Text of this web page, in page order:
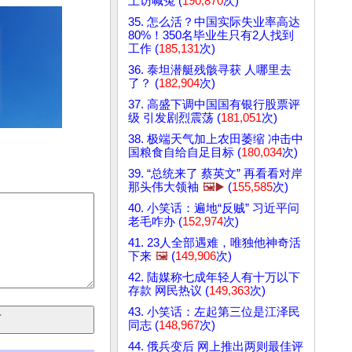
35. 怎么活？中国实际失业率高达
80%！350名毕业生只有2人找到
工作 (185,131次)
36. 泰坦潜艇残骸寻获 人哪里去
了？ (182,904次)
37. 高盛下调中国国有银行股票评
级 引发剧烈震荡 (181,051次)
38. 极端天气加上农田萎缩 冲击中
国粮食自给自足目标 (180,034次)
39. “总统来了 蔡英文” 再看看对岸
那头伟大领袖 🖼️▶️ (155,585次)
40. 小笑话：遍地“反贼” 习近平问
老毛咋办 (152,974次)
41. 23人全部遇难，唯独他神奇活
下来 🖼️ (149,906次)
42. 陆媒称七成年轻人有十万以下
存款 网民热议 (149,363次)
43. 小笑话：左起第三位是江泽民
同志 (148,967次)
44. 俄兵变后 网上推出两则最佳评